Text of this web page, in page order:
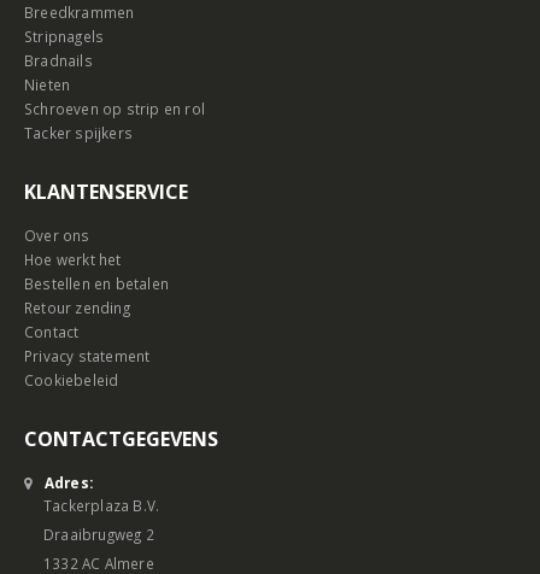
Breedkrammen
Stripnagels
Bradnails
Nieten
Schroeven op strip en rol
Tacker spijkers
KLANTENSERVICE
Over ons
Hoe werkt het
Bestellen en betalen
Retour zending
Contact
Privacy statement
Cookiebeleid
CONTACTGEGEVENS
Adres:
Tackerplaza B.V.
Draaibrugweg 2
1332 AC Almere